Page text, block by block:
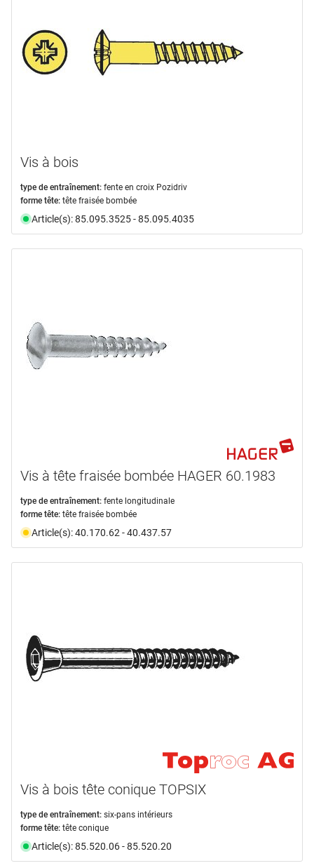
Vis à bois
type de entraînement: fente en croix Pozidriv
forme tête: tête fraisée bombée
Article(s): 85.095.3525 - 85.095.4035
Vis à tête fraisée bombée HAGER 60.1983
type de entraînement: fente longitudinale
forme tête: tête fraisée bombée
Article(s): 40.170.62 - 40.437.57
Vis à bois tête conique TOPSIX
type de entraînement: six-pans intérieurs
forme tête: tête conique
Article(s): 85.520.06 - 85.520.20